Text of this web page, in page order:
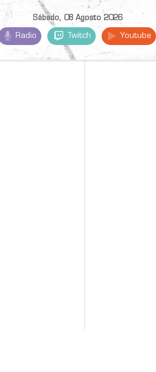
Sábado, 08 Agosto 2026
Radio Twitch Youtube